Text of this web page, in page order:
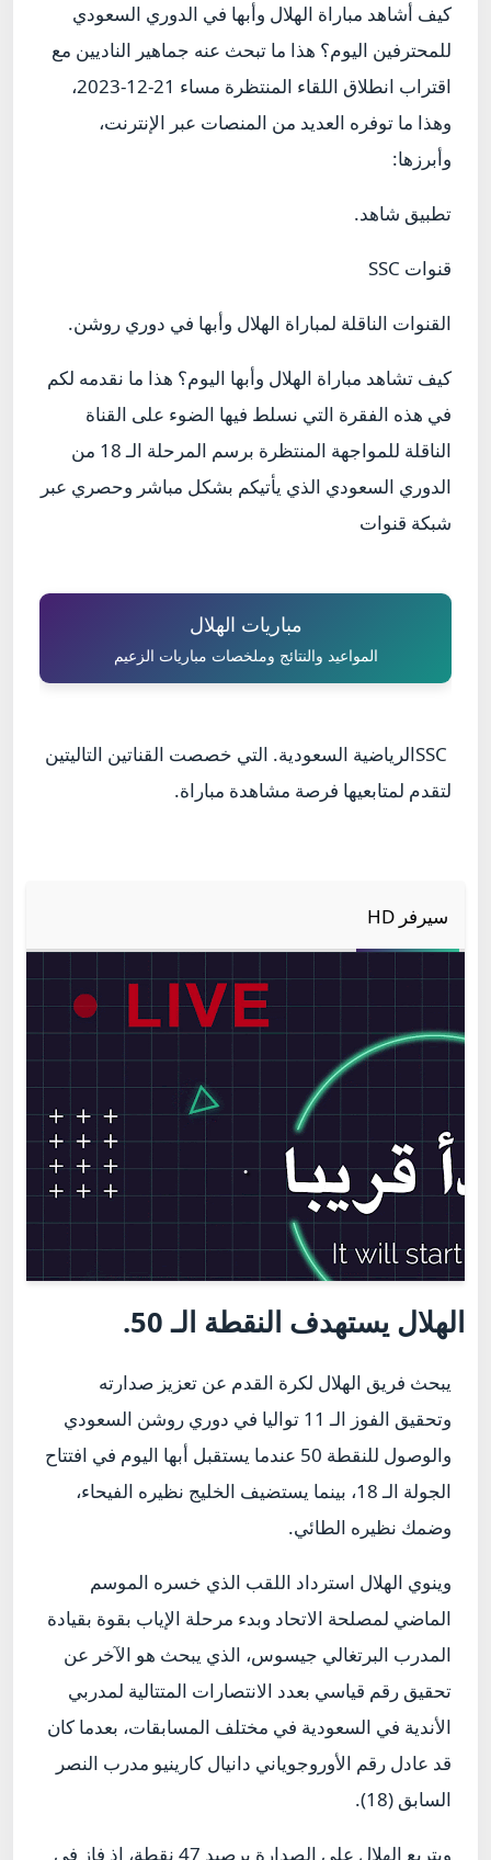
كيف أشاهد مباراة الهلال وأبها في الدوري السعودي
للمحترفين اليوم؟ هذا ما تبحث عنه جماهير الناديين مع
اقتراب انطلاق اللقاء المنتظرة مساء 21-12-2023،
وهذا ما توفره العديد من المنصات عبر الإنترنت،
وأبرزها:
تطبيق شاهد.
قنوات SSC
القنوات الناقلة لمباراة الهلال وأبها في دوري روشن.
كيف تشاهد مباراة الهلال وأبها اليوم؟ هذا ما نقدمه لكم
في هذه الفقرة التي نسلط فيها الضوء على القناة
الناقلة للمواجهة المنتظرة برسم المرحلة الـ 18 من
الدوري السعودي الذي يأتيكم بشكل مباشر وحصري عبر
شبكة قنوات
مباريات الهلال
المواعيد والنتائج وملخصات مباريات الزعيم
SSCالرياضية السعودية. التي خصصت القناتين التاليتين
لتقدم لمتابعيها فرصة مشاهدة مباراة.
سيرفر HD
الهلال يستهدف النقطة الـ 50.
يبحث فريق الهلال لكرة القدم عن تعزيز صدارته
وتحقيق الفوز الـ 11 تواليا في دوري روشن السعودي
والوصول للنقطة 50 عندما يستقبل أبها اليوم في افتتاح
الجولة الـ 18، بينما يستضيف الخليج نظيره الفيحاء،
وضمك نظيره الطائي.
وينوي الهلال استرداد اللقب الذي خسره الموسم
الماضي لمصلحة الاتحاد وبدء مرحلة الإياب بقوة بقيادة
المدرب البرتغالي جيسوس، الذي يبحث هو الآخر عن
تحقيق رقم قياسي بعدد الانتصارات المتتالية لمدربي
الأندية في السعودية في مختلف المسابقات، بعدما كان
قد عادل رقم الأوروجوياني دانيال كارينيو مدرب النصر
السابق (18).
ويتربع الهلال على الصدارة برصيد 47 نقطة، إذ فاز في